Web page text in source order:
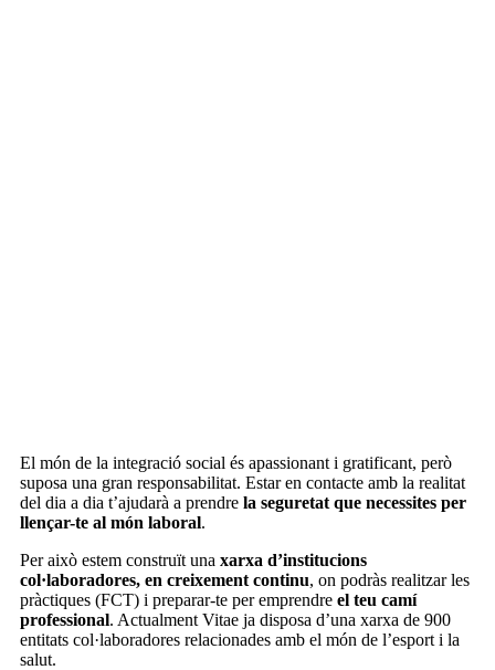
El món de la integració social és apassionant i gratificant, però
suposa una gran responsabilitat. Estar en contacte amb la realitat
del dia a dia t’ajudarà a prendre la seguretat que necessites per
llençar-te al món laboral.
Per això estem construït una xarxa d’institucions
col·laboradores, en creixement continu, on podràs realitzar les
pràctiques (FCT) i preparar-te per emprendre el teu camí
professional. Actualment Vitae ja disposa d’una xarxa de 900
entitats col·laboradores relacionades amb el món de l’esport i la
salut.